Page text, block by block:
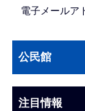
電子メールア
文
こ
ま
ビ
公民館
注目情報